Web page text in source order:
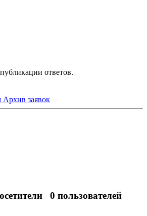
ответов.
Архив заявок
0 пользователей